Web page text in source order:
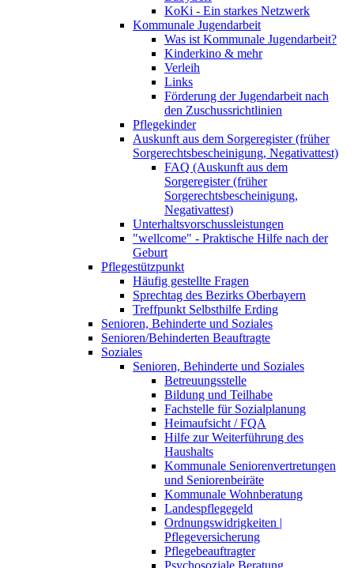
KoKi - Ein starkes Netzwerk
Kommunale Jugendarbeit
Was ist Kommunale Jugendarbeit?
Kinderkino & mehr
Verleih
Links
Förderung der Jugendarbeit nach
den Zuschussrichtlinien
Pflegekinder
Auskunft aus dem Sorgeregister (früher
Sorgerechtsbescheinigung, Negativattest)
FAQ (Auskunft aus dem
Sorgeregister (früher
Sorgerechtsbescheinigung,
Negativattest)
Unterhaltsvorschussleistungen
"wellcome" - Praktische Hilfe nach der
Geburt
Pflegestützpunkt
Häufig gestellte Fragen
Sprechtag des Bezirks Oberbayern
Treffpunkt Selbsthilfe Erding
Senioren, Behinderte und Soziales
Senioren/Behinderten Beauftragte
Soziales
Senioren, Behinderte und Soziales
Betreuungsstelle
Bildung und Teilhabe
Fachstelle für Sozialplanung
Heimaufsicht / FQA
Hilfe zur Weiterführung des
Haushalts
Kommunale Seniorenvertretungen
und Seniorenbeiräte
Kommunale Wohnberatung
Landespflegegeld
Ordnungswidrigkeiten |
Pflegeversicherung
Pflegebeauftragter
Psychosoziale Beratung